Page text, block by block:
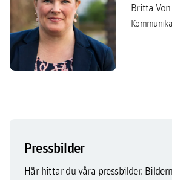
Britta
Pressbilder
Här hittar du våra pressbilder.